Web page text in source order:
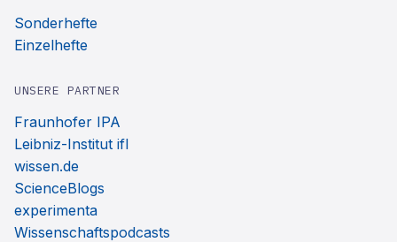
Sonderhefte
Einzelhefte
UNSERE PARTNER
Fraunhofer IPA
Leibniz-Institut ifl
wissen.de
ScienceBlogs
experimenta
Wissenschaftspodcasts